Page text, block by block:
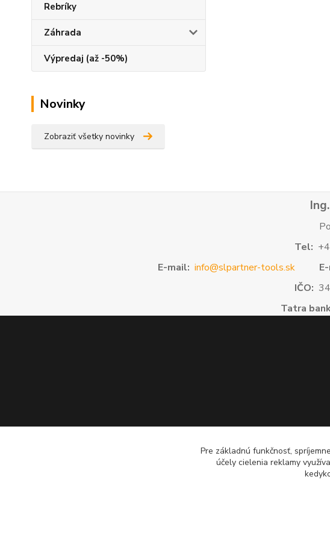
Rebríky
Záhrada
Výpredaj (až -50%)
Novinky
Zobraziť všetky novinky
Tel:
E-mail: info@slpartner-tools.sk
IČO:
Tatra
Pre základnú funkčnosť,
účely cielenia reklamy